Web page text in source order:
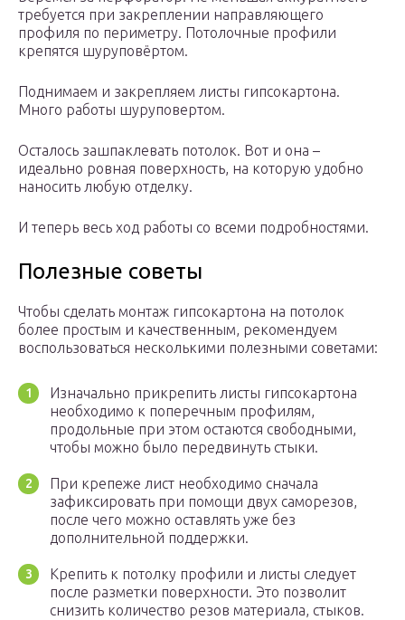
требуется при закреплении направляющего
профиля по периметру. Потолочные профили
крепятся шуруповёртом.
Поднимаем и закрепляем листы гипсокартона.
Много работы шуруповертом.
Осталось зашпаклевать потолок. Вот и она –
идеально ровная поверхность, на которую удобно
наносить любую отделку.
И теперь весь ход работы со всеми подробностями.
Полезные советы
Чтобы сделать монтаж гипсокартона на потолок
более простым и качественным, рекомендуем
воспользоваться несколькими полезными советами:
Изначально прикрепить листы гипсокартона
необходимо к поперечным профилям,
продольные при этом остаются свободными,
чтобы можно было передвинуть стыки.
При крепеже лист необходимо сначала
зафиксировать при помощи двух саморезов,
после чего можно оставлять уже без
дополнительной поддержки.
Крепить к потолку профили и листы следует
после разметки поверхности. Это позволит
снизить количество резов материала, стыков.